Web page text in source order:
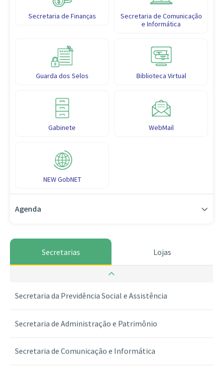
Secretaria de Finanças
Secretaria de Comunicação
e Informática
Guarda dos Selos Biblioteca Virtual
Gabinete WebMail
NEW GobNET
Agenda
Secretarias
Lojas
Secretaria da Guarda dos Selos
Secretaria da Previdência Social e Assistência
Secretaria de Administração e Patrimônio
Secretaria de Comunicação e Informática